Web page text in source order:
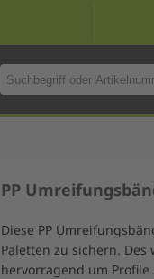
PP
Diese PP
Paletten zu sichern.
hervorragend um